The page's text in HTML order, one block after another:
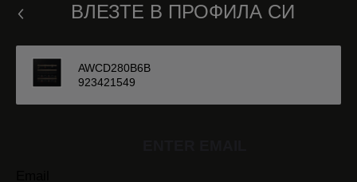
ВЛЕЗТЕ В ПРОФИЛА СИ
AWCD280B6B
923421549